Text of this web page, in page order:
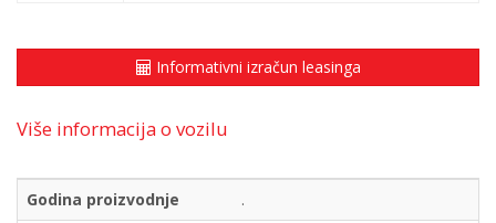
Informativni izračun leasinga
Više informacija o vozilu
Godina proizvodnje
.